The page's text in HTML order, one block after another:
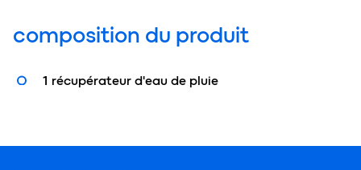
composition du produit
1 récupérateur d'eau de pluie